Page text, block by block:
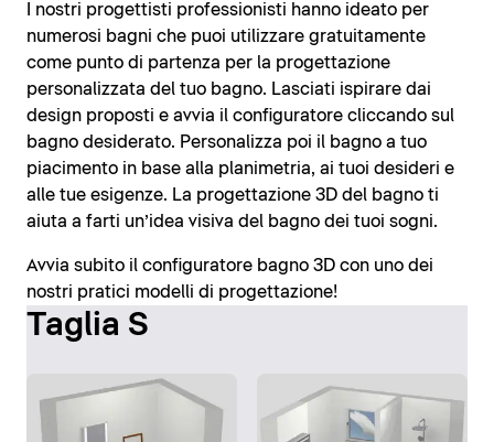
I nostri progettisti professionisti hanno ideato per
numerosi bagni che puoi utilizzare gratuitamente
come punto di partenza per la progettazione
personalizzata del tuo bagno. Lasciati ispirare dai
design proposti e avvia il configuratore cliccando sul
bagno desiderato. Personalizza poi il bagno a tuo
piacimento in base alla planimetria, ai tuoi desideri e
alle tue esigenze. La progettazione 3D del bagno ti
aiuta a farti un’idea visiva del bagno dei tuoi sogni.
Avvia subito il configuratore bagno 3D con uno dei
nostri pratici modelli di progettazione!
Taglia S